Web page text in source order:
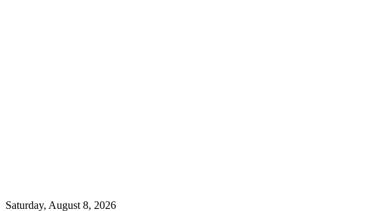
Saturday, August 8, 2026